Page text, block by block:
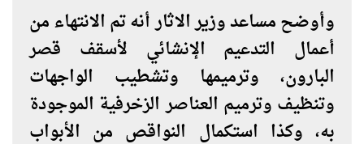
وأوضح مساعد وزير الاثار أنه تم الانتهاء من
أعمال التدعيم الإنشائي لأسقف قصر
البارون، وترميمها وتشطيب الواجهات
وتنظيف وترميم العناصر الزخرفية الموجودة
به، وكذا استكمال النواقص من الأبواب